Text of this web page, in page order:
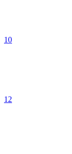
10
12